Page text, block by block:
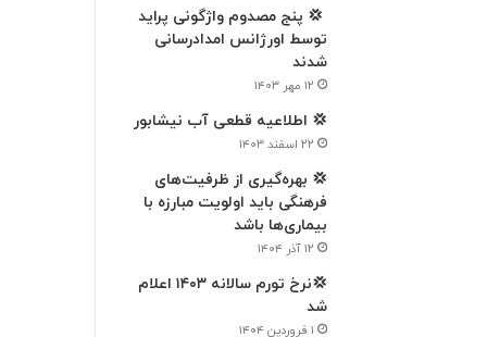
‍ 💢 پنج مصدوم واژگونی پراید
توسط اورژانس امدادرسانی
شدند
۱۲ مهر ۱۴۰۳
💢 اطلاعیه قطعی آب نیشابور
۲۲ اسفند ۱۴۰۳
💢 بهره‌گیری از ظرفیت‌های
فرهنگی باید اولویت مبارزه با
بیماری‌ها باشد
۱۲ آذر ۱۴۰۴
💢نرخ تورم سالانه ۱۴۰۳ اعلام
شد
۱ فروردین ۱۴۰۴